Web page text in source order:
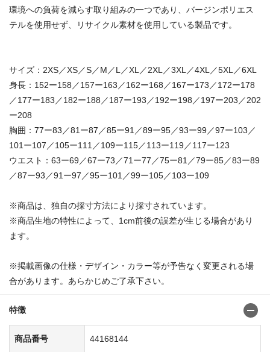
環境への負荷を減らす取り組みの一つであり、バージンポリエス
テルを使用せず、リサイクル素材を使用している製品です。
サイズ：2XS／XS／S／M／L／XL／2XL／3XL／4XL／5XL／6XL
身長：152ー158／157ー163／162ー168／167ー173／172ー178
／177ー183／182ー188／187ー193／192ー198／197ー203／202
ー208
胸囲：77ー83／81ー87／85ー91／89ー95／93ー99／97ー103／
101ー107／105ー111／109ー115／113ー119／117ー123
ウエスト：63ー69／67ー73／71ー77／75ー81／79ー85／83ー89
／87ー93／91ー97／95ー101／99ー105／103ー109
※商品は、独自の採寸方法により採寸されています。
※商品生地の特性によって、1cm前後の誤差が生じる場合があり
ます。
※掲載画像の仕様・デザイン・カラー等が予告なく変更される場
合があります。あらかじめご了承下さい。
特徴
商品番号 44168144